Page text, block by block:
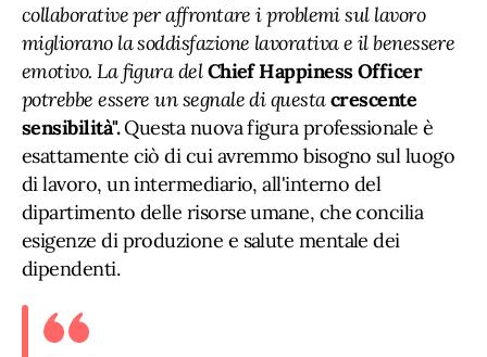
collaborative per affrontare i problemi sul lavoro
migliorano la soddisfazione lavorativa e il benessere
emotivo. La figura delChief Happiness Officer
potrebbe essere un segnale di questacrescente
sensibilità".Questa nuova figura professionale è
esattamente ciò di cui avremmo bisogno sul luogo
di lavoro, un intermediario, all'interno del
dipartimento delle risorse umane, che concilia
esigenze di produzione e salute mentale dei
dipendenti.